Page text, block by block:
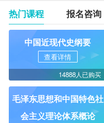
热门课程 报名咨询
中国近现代史纲要
查看详情
14888人已购买
毛泽东思想和中国特色社
会主义理论体系概论